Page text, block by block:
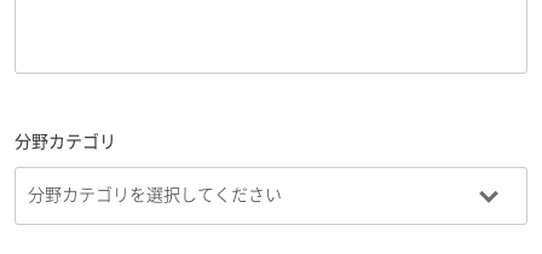
分野カテゴリ